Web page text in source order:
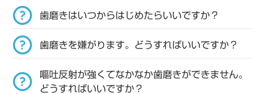
歯磨きはいつからはじめたらいいですか？
歯磨きを嫌がります。どうすればいいですか？
嘔吐反射が強くてなかなか歯磨きができません。
どうすればいいですか？